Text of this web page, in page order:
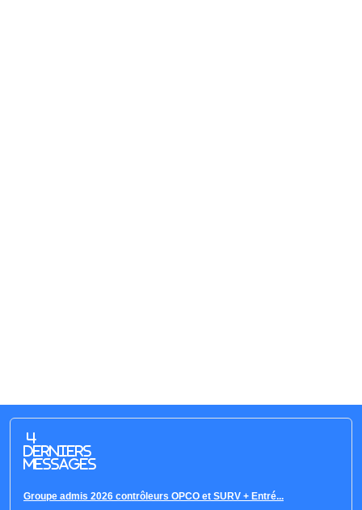
4
derniers
messages
Groupe admis 2026 contrôleurs OPCO et SURV + Entré...